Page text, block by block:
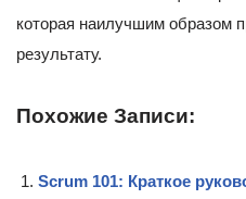
которая наилучшим образом
результату.
Похожие Записи:
Scrum 101: Краткое